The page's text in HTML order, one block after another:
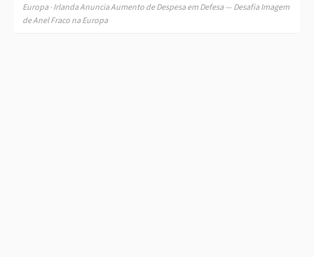
Europa · Irlanda Anuncia Aumento de Despesa em Defesa — Desafia Imagem
de Anel Fraco na Europa